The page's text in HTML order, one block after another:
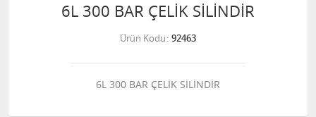
6L 300 BAR ÇELİK SİLİNDİR
Ürün Kodu 92463
6L 300 BAR ÇELİK SİLİNDİR